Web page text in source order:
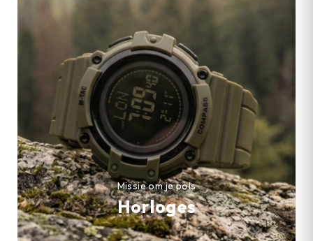
Horloges
Missie om je pols